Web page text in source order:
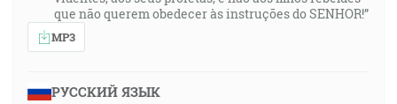
que não querem obedecer às instruções do SENHOR!”
MP3
РУССКИЙ ЯЗЫК